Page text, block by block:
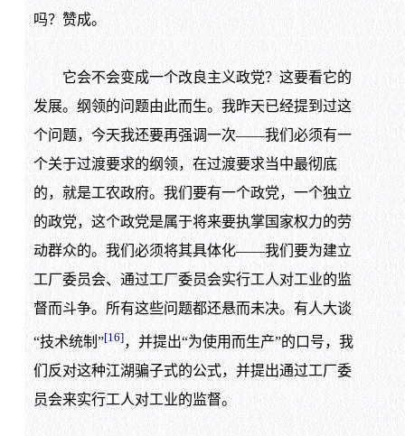
吗？赞成。
它会不会变成一个改良主义政党？这要看它的
发展。纲领的问题由此而生。我昨天已经提到过这
个问题，今天我还要再强调一次——我们必须有一
个关于过渡要求的纲领，在过渡要求当中最彻底
的，就是工农政府。我们要有一个政党，一个独立
的政党，这个政党是属于将来要执掌国家权力的劳
动群众的。我们必须将其具体化——我们要为建立
工厂委员会、通过工厂委员会实行工人对工业的监
督而斗争。所有这些问题都还悬而未决。有人大谈
“技术统制”[16]，并提出“为使用而生产”的口号，我
们反对这种江湖骗子式的公式，并提出通过工厂委
员会来实行工人对工业的监督。